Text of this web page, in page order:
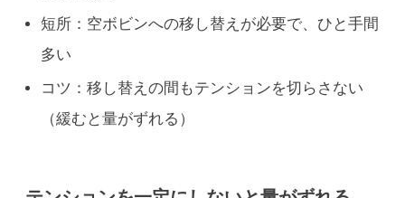
短所：空ボビンへの移し替えが必要で、ひと手間
多い
コツ：移し替えの間もテンションを切らさない
（緩むと量がずれる）